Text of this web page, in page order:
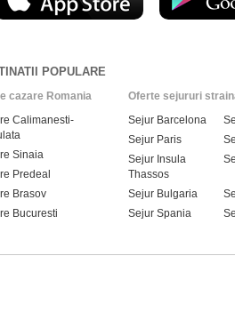
POPULARE
cazare Romania
Calimanesti-
Sinaia
Predeal
Brasov
Bucuresti
Oferte sejururi
Sejur Barcelona
Sejur Paris
Sejur Insula
Thassos
Sejur Bulgaria
Sejur Spania